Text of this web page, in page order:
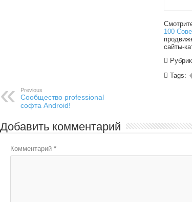
100
сайты-
Tags:
Previous
Сообщество professional
софта Android!
Добавить комментарий
Комментарий *